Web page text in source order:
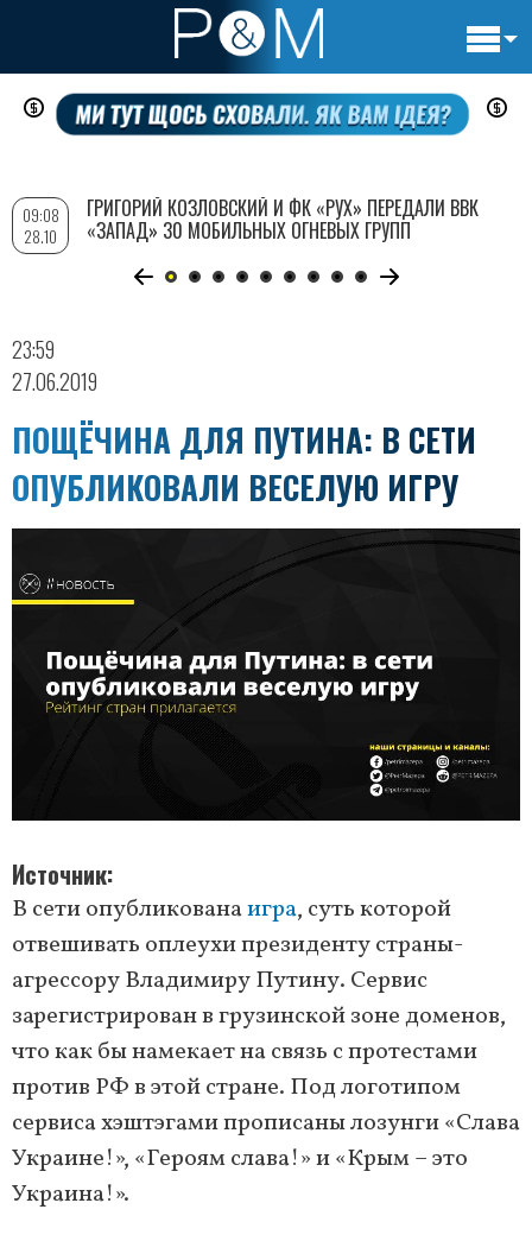
Перейти
содержанию
23:59
27.06.2019
ПОЩЁЧИНА ДЛЯ ПУТИНА: В СЕТИ
ОПУБЛИКОВАЛИ ВЕСЕЛУЮ ИГРУ
Источник
В сети опубликованаигра, суть которой
отвешивать оплеухи президенту страны-
агрессору Владимиру Путину. Сервис
зарегистрирован в грузинской зоне доменов,
что как бы намекает на связь с протестами
против РФ в этой стране. Под логотипом
сервиса хэштэгами прописаны лозунги «Слава
Украине!», «Героям слава!» и «Крым – это
Украина!».
09:08
28.10
ГРИГОРИЙ КОЗЛОВСКИЙ И ФК «РУХ» ПЕРЕДАЛИ ВВК
«ЗАПАД» 30 МОБИЛЬНЫХ ОГНЕВЫХ ГРУПП